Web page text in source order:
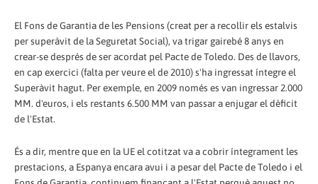
El Fons de Garantia de les Pensions (creat per a recollir els estalvis
per superàvit de la Seguretat Social), va trigar gairebé 8 anys en
crear-se després de ser acordat pel Pacte de Toledo. Des de llavors,
en cap exercici (falta per veure el de 2010) s'ha ingressat íntegre el
Superàvit hagut. Per exemple, en 2009 només es van ingressar 2.000
MM. d'euros, i els restants 6.500 MM van passar a enjugar el dèficit
de l'Estat.
És a dir, mentre que en la UE el cotitzat va a cobrir íntegrament les
prestacions, a Espanya encara avui i a pesar del Pacte de Toledo i el